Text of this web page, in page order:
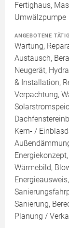
Fertighaus,
Umwälzpumpe
ANGEBOTENE
Wartung,
Austausch,
Neugerät,
& Installation,
Verpachtung,
Kern- /
Wärmebild,
Sanierung,
Planung /